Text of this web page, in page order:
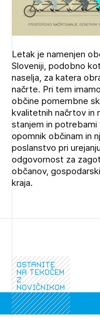
Izbrana
PRIJAVITE
Letak je namenjen
Sloveniji, podobno
naselja, za katera
načrte. Pri tem
občine pomembne
kvalitetnih načrtov in
stanjem in
opomnik občinam in
poslanstvo pri
odgovornost za
občanov,
kraja.
ostanite
na tekočem
z
novičnikom